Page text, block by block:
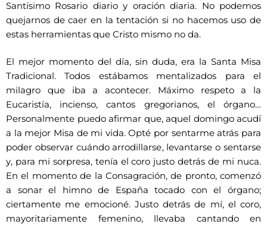
Santísimo Rosario diario y oración diaria. No podemos
quejarnos de caer en la tentación si no hacemos uso de
estas herramientas que Cristo mismo no da.
El mejor momento del día, sin duda, era la Santa Misa
Tradicional. Todos estábamos mentalizados para el
milagro que iba a acontecer. Máximo respeto a la
Eucaristía, incienso, cantos gregorianos, el órgano…
Personalmente puedo afirmar que, aquel domingo acudí
a la mejor Misa de mi vida. Opté por sentarme atrás para
poder observar cuándo arrodillarse, levantarse o sentarse
y, para mi sorpresa, tenía el coro justo detrás de mi nuca.
En el momento de la Consagración, de pronto, comenzó
a sonar el himno de España tocado con el órgano;
ciertamente me emocioné. Justo detrás de mí, el coro,
mayoritariamente femenino, llevaba cantando en